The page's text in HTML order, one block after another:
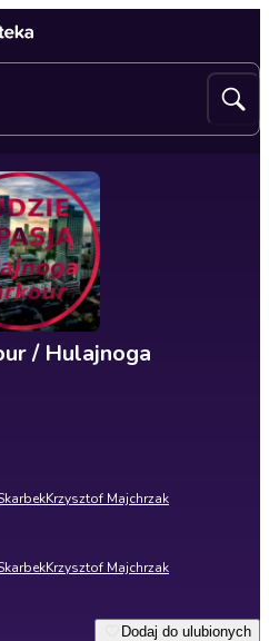
/ Hulajnoga
Krzysztof Majchrzak
Krzysztof Majchrzak
Dodaj do ulubionych